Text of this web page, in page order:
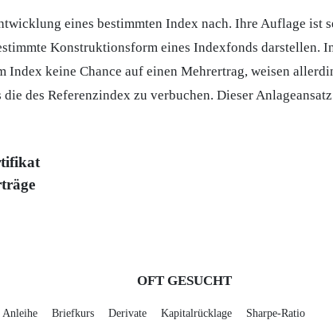
eines bestimmten Index nach. Ihre Auflage ist
Konstruktionsform eines Indexfonds darstellen.
Index keine Chance auf einen Mehrertrag, weisen
des Referenzindex zu verbuchen. Dieser
OFT GESUCHT
Anleihe Briefkurs Derivate Kapitalrücklage Sharpe-Ratio